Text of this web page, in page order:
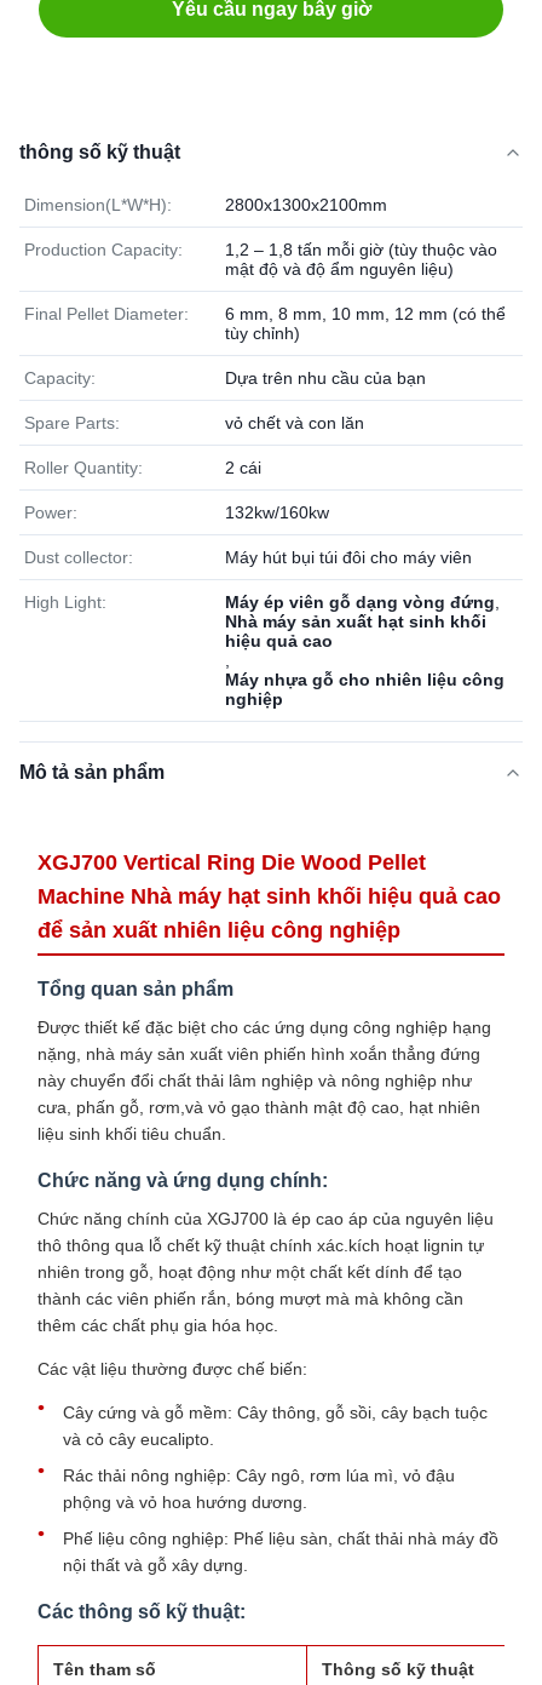
Yêu cầu ngay bây giờ
thông số kỹ thuật
Dimension(L*W*H): 2800x1300x2100mm
Production Capacity:
1,2 – 1,8 tấn mỗi giờ (tùy thuộc vào
mật độ và độ ẩm nguyên liệu)
Final Pellet Diameter:
6 mm, 8 mm, 10 mm, 12 mm (có thể
tùy chỉnh)
Capacity: Dựa trên nhu cầu của bạn
Spare Parts: vỏ chết và con lăn
Roller Quantity: 2 cái
Power: 132kw/160kw
Dust collector: Máy hút bụi túi đôi cho máy viên
High Light: Máy ép viên gỗ dạng vòng đứng
Nhà máy sản xuất hạt sinh khối
hiệu quả cao
Máy nhựa gỗ cho nhiên liệu công
nghiệp
Mô tả sản phẩm
XGJ700 Vertical Ring Die Wood Pellet
Machine Nhà máy hạt sinh khối hiệu quả cao
để sản xuất nhiên liệu công nghiệp
Tổng quan sản phẩm
Được thiết kế đặc biệt cho các ứng dụng công nghiệp hạng
nặng, nhà máy sản xuất viên phiến hình xoắn thẳng đứng
này chuyển đổi chất thải lâm nghiệp và nông nghiệp như
cưa, phấn gỗ, rơm,và vỏ gạo thành mật độ cao, hạt nhiên
liệu sinh khối tiêu chuẩn.
Chức năng và ứng dụng chính:
Chức năng chính của XGJ700 là ép cao áp của nguyên liệu
thô thông qua lỗ chết kỹ thuật chính xác.kích hoạt lignin tự
nhiên trong gỗ, hoạt động như một chất kết dính để tạo
thành các viên phiến rắn, bóng mượt mà mà không cần
thêm các chất phụ gia hóa học.
Các vật liệu thường được chế biến:
Cây cứng và gỗ mềm: Cây thông, gỗ sồi, cây bạch tuộc
và cỏ cây eucalipto.
Rác thải nông nghiệp: Cây ngô, rơm lúa mì, vỏ đậu
phộng và vỏ hoa hướng dương.
Phế liệu công nghiệp: Phế liệu sàn, chất thải nhà máy đồ
nội thất và gỗ xây dựng.
Các thông số kỹ thuật:
Tên tham số Thông số kỹ thuật